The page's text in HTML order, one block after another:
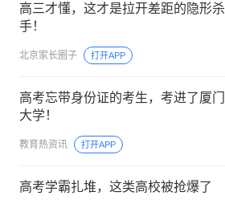
高三才懂，这才是拉开差距的隐形杀
手！
北京家长圈子 打开APP
高考忘带身份证的考生，考进了厦门
大学！
教育热资讯 打开APP
高考学霸扎堆，这类高校被抢爆了